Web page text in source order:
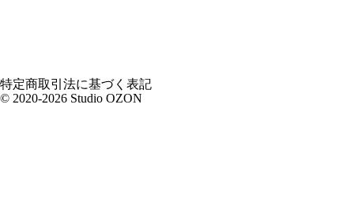
特定商取引法に基づく表記
© 2020-2026 Studio OZON